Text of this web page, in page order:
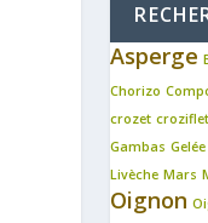
Asperge
Chorizo
crozet
Gambas Gelée
Livèche Mars
Oignon